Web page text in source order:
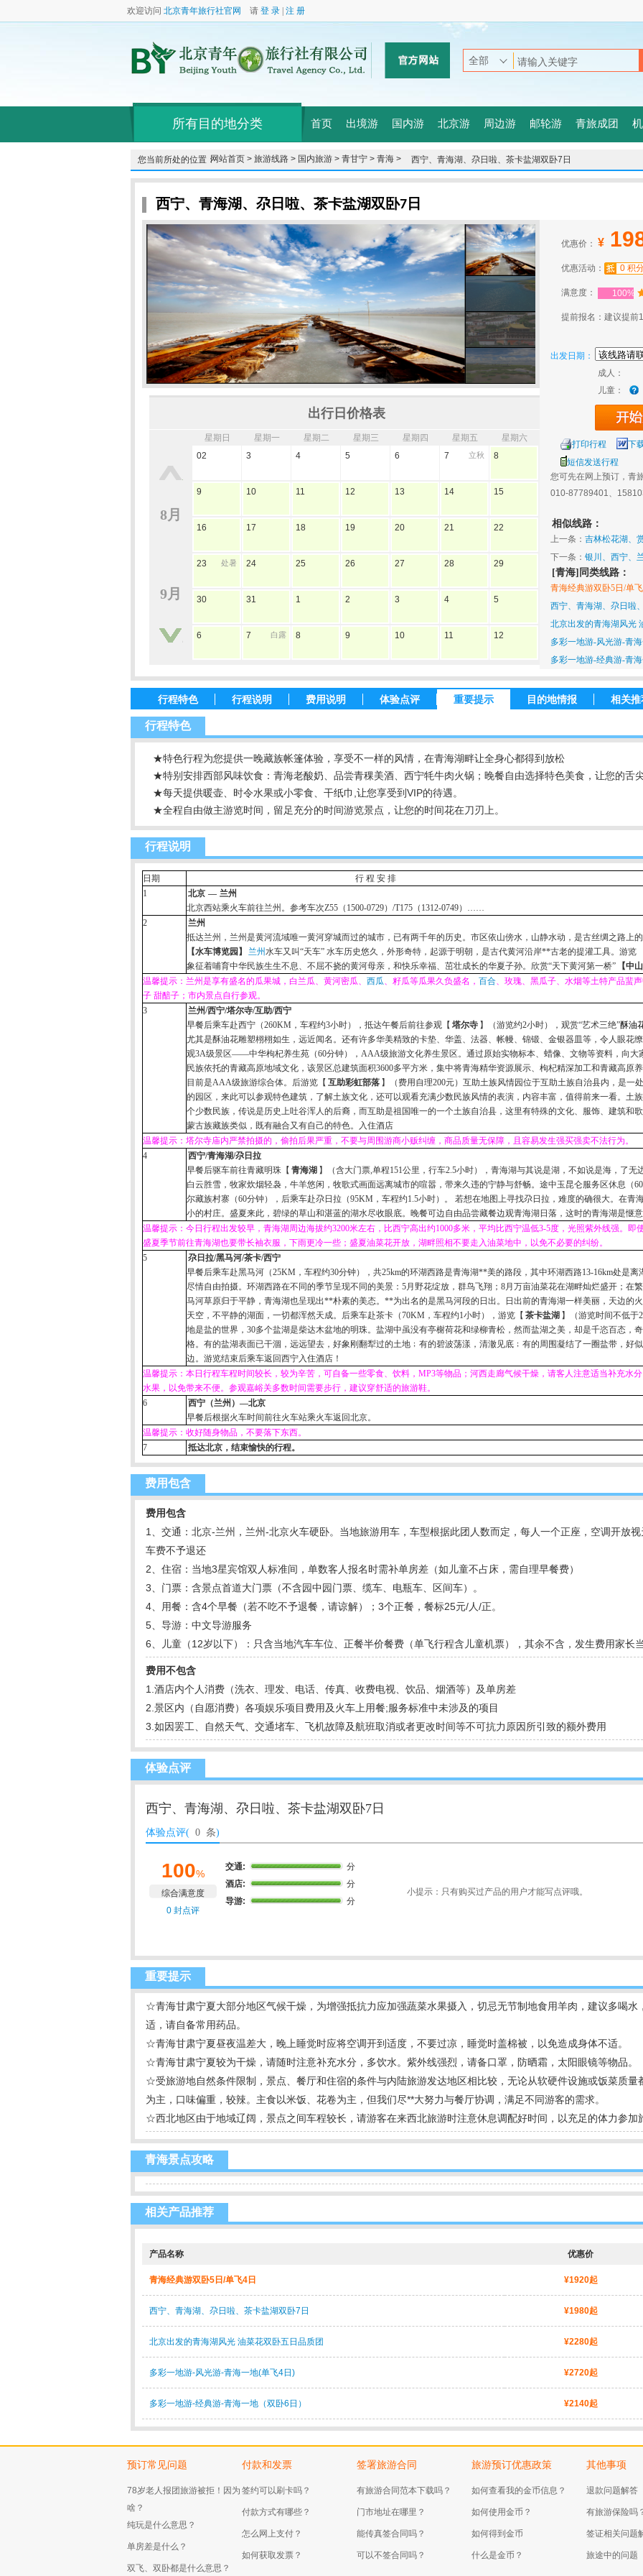
欢迎访问 北京青年旅行社官网 请 登 录 注 册
所有目的地分类 首页 出境游 国内游 北京游 周边游 邮轮游 青旅成团
您当前所处的位置：网站首页 > 旅游线路 > 国内旅游 > 青甘宁 > 青海 > 西宁、青海湖、尕日啦、茶卡盐湖双卧7日
西宁、青海湖、尕日啦、茶卡盐湖双卧7日
出行日价格表
8月
9月
星期日 星期一 星期二 星期三 星期四 星期五
星期六
02
3 4 5 6 7 立秋 8
9 10 11 12 13 14 15
16 17 18 19 20 21 22
23 处暑 24 25 26 27 28 29
30 31 1 2 3 4 5
6 7 白露 8 9 10 11 12
优惠价： ¥
优惠活动： 0 积
满意度： 100%
提前报名：建议提前
出发日期：
成人：
儿童：
打印行程
下
短信发送行程
您可先在网上预订，青
010-87789401、
相似线路：
上一条： 吉林松花湖、
游、6日
下一条： 银川、西宁、
[青海]同类线路：
青海经典游双卧5日/单
西宁、青海湖、尕日啦
北京出发的青海湖风光
多彩一地游-风光游-青
多彩一地游-经典游-青
行程特色 行程说明 费用说明 体验点评 重要提示 目的地情报 相关
行程特色
★特色行程为您提供一晚藏族帐篷体验，享受不一样的风情，在青海湖畔让全身心都得到放松
★特别安排西部风味饮食：青海老酸奶、品尝青稞美酒、西宁牦牛肉火锅；晚餐自由选择特色美食，让您的舌
★每天提供暖壶、时令水果或小零食、干纸巾,让您享受到VIP的待遇。
★全程自由做主游览时间，留足充分的时间游览景点，让您的时间花在刀刃上。
行程说明
日期
行 程 安 排
1
北京 — 兰州
北京西站乘火车前往兰州。参考车次Z55 （ 1500-0729） /T175 （ 1312-0749）……
2
兰州
抵达兰州，兰州是黄河流域唯一黄河穿城而过的城市，已有两千年的历史。市区依山傍水，山静水动，是古丝绸之路上
【水车博览园】
兰州水车又叫“天车” 水车历史悠久，外形奇特，起源于明朝，是古代黄河沿岸**古老的提灌工具。游览
象征着哺育中华民族生生不息、不屈不挠的黄河母亲，和快乐幸福、茁壮成长的华夏子孙。欣赏“天下黄河第一桥”
【中
温馨提示：兰州是享有盛名的瓜果城，白兰瓜、黄河密瓜、 西瓜、籽瓜等瓜果久负盛名， 百合、玫瑰、黑瓜子、水烟等土特产品蜚
子 甜醅子；市内景点自行参观。
3
兰州/西宁/塔尔寺/互助/西宁
早餐后乘车赴西宁（260KM ，车程约3小时），抵达午餐后前往参观【 塔尔寺 】（游览约2小时），观赏“艺术三绝”酥油
尤其是酥油花雕塑栩栩如生，远近闻名。还有许多华美精致的卡垫、华盖、法器、帐幔、锦锻、金银器皿等，令人眼花
观3A级景区——中华枸杞养生苑（60分钟）， AAA级旅游文化养生景区。通过原始实物标本、蜡像、文物等资料，向大
民族依托的青藏高原地域文化，该景区总建筑面积3600多平方米，集中将青海精华资源展示、枸杞精深加工和青藏高原
目前是AAA级旅游综合体。后游览【 互助彩虹部落 】（费用自理200元）互助土族风情园位于互助土族自治县内，是一
的园区，来此可以参观特色建筑，了解土族文化，还可以观看充满少数民族风情的表演，内容丰富，值得前来一看。土
个少数民族，传说是历史上吐谷浑人的后裔，而互助是祖国唯一的一个土族自治县，这里有特殊的文化、服饰、建筑和
蒙古族藏族类似，既有融合又有自己的特色。入住酒店
温馨提示：塔尔寺庙内严禁拍摄的，偷拍后果严重，不要与周围游商小贩纠缠，商品质量无保障，且容易发生强买强卖不法行为。
4
西宁/青海湖/尕日拉
早餐后驱车前往青藏明珠【 青海湖 】（含大门票,单程151公里，行车2.5小时），青海湖与其说是湖，不如说是海，了无
白云胜雪，牧家炊烟轻袅，牛羊悠闲，牧歌式画面远离城市的喧嚣，带来久违的宁静与舒畅。途中玉昆仑服务区休息（60
尔藏族村寨（60分钟），后乘车赴尕日拉（95KM ，车程约1.5小时）。 若想在地图上寻找尕日拉，难度的确很大。在青
小的村庄。盛夏来此，碧绿的草山和湛蓝的湖水尽收眼底。晚餐可边自由品尝藏餐边观青海湖日落，这时的青海湖是惬
温馨提示：今日行程出发较早，青海湖周边海拔约3200米左右，比西宁高出约1000多米，平均比西宁温低3-5度，光照紫外线强。即
盛夏季节前往青海湖也要带长袖衣服，下雨更冷一些；盛夏油菜花开放，湖畔照相不要走入油菜地中，以免不必要的纠纷。
5
尕日拉/黑马河/茶卡/西宁
早餐后乘车赴黑马河（25KM ，车程约30分钟），共25km的环湖西路是青海湖**美的路段，其中环湖西路13-16km处是离
尽情自由拍摄。环湖西路在不同的季节呈现不同的美景： 5月野花绽放，群鸟飞翔； 8月万亩油菜花在湖畔灿烂盛开；在
马河草原归于平静，青海湖也呈现出**朴素的美态。**为出名的是黑马河段的日出。日出前的青海湖一样美丽，天边的
天空，不平静的湖面，一切都浑然天成。后乘车赴茶卡（70KM ，车程约1小时），游览【 茶卡盐湖 】 （游览时间不低于2
地是盐的世界， 30多个盐湖是柴达木盆地的明珠。盐湖中虽没有亭榭荷花和绿柳青松，然而盐湖之美，却是千恣百态，
格。有的盐湖表面已干涸，远远望去，好象刚翻犁过的土地﹔有的碧波荡漾，清澈见底﹔有的周围凝结了一圈盐带，好
边。游览结束后乘车返回西宁入住酒店！
温馨提示：本日行程车程时间较长，较为辛苦，可自备一些零食、饮料， MP3等物品；河西走廊气候干燥，请客人注意适当补充水
水果，以免带来不便。参观嘉峪关多数时间需要步行，建议穿舒适的旅游鞋。
6
西宁（兰州）—北京
早餐后根据火车时间前往火车站乘火车返回北京。
温馨提示：收好随身物品，不要落下东西。
7
抵达北京，结束愉快的行程。
费用包含
费用包含
1、交通：北京-兰州，兰州-北京火车硬卧。当地旅游用车，车型根据此团人数而定，每人一个正座，空调开放
车费不予退还
2、住宿：当地3星宾馆双人标准间，单数客人报名时需补单房差（如儿童不占床，需自理早餐费）
3、门票：含景点首道大门票（不含园中园门票、缆车、电瓶车、区间车）。
4、用餐：含4个早餐（若不吃不予退餐，请谅解）；3个正餐，餐标25元/人/正。
5、导游：中文导游服务
6、儿童（12岁以下）：只含当地汽车车位、正餐半价餐费（单飞行程含儿童机票），其余不含，发生费用家长
费用不包含
1.酒店内个人消费（洗衣、理发、电话、传真、收费电视、饮品、烟酒等）及单房差
2.景区内（自愿消费）各项娱乐项目费用及火车上用餐;服务标准中未涉及的项目
3.如因罢工、自然天气、交通堵车、飞机故障及航班取消或者更改时间等不可抗力原因所引致的额外费用
体验点评
西宁、青海湖、尕日啦、茶卡盐湖双卧7日
体验点评( 0 条)
100%
综合满意度
0 封点评
交通:
分
酒店:
分
导游:
分
小提示：只有购买过产品的用户才能写点评哦。
重要提示
☆青海甘肃宁夏大部分地区气候干燥，为增强抵抗力应加强蔬菜水果摄入，切忌无节制地食用羊肉，建议多喝水
适，请自备常用药品。
☆青海甘肃宁夏昼夜温差大，晚上睡觉时应将空调开到适度，不要过凉，睡觉时盖棉被，以免造成身体不适。
☆青海甘肃宁夏较为干燥，请随时注意补充水分，多饮水。紫外线强烈，请备口罩，防晒霜，太阳眼镜等物品。
☆受旅游地自然条件限制，景点、餐厅和住宿的条件与内陆旅游发达地区相比较，无论从软硬件设施或饭菜质
为主，口味偏重，较辣。主食以米饭、花卷为主，但我们尽**大努力与餐厅协调，满足不同游客的需求。
☆西北地区由于地域辽阔，景点之间车程较长，请游客在来西北旅游时注意休息调配好时间，以充足的体力参加
青海景点攻略
相关产品推荐
产品名称 优惠价
青海经典游双卧5日/单飞4日 ¥1920起
西宁、青海湖、尕日啦、茶卡盐湖双卧7日 ¥1980起
北京出发的青海湖风光 油菜花双卧五日品质团 ¥2280起
多彩一地游-风光游-青海一地(单飞4日) ¥2720起
多彩一地游-经典游-青海一地（双卧6日） ¥2140起
预订常见问题
78岁老人报团旅游被拒！因为
啥？
纯玩是什么意思？
单房差是什么？
双飞、双卧都是什么意思？
付款和发票
签约可以刷卡吗？
付款方式有哪些？
怎么网上支付？
如何获取发票？
签署旅游合同
有旅游合同范本下载吗？
门市地址在哪里？
能传真签合同吗？
可以不签合同吗？
旅游预订优惠政策
如何查看我的金币信息？
如何使用金币？
如何得到金币
什么是金币？
其他事项
退款问题解答
有旅游保险吗
签证相关问题
旅途中的问题